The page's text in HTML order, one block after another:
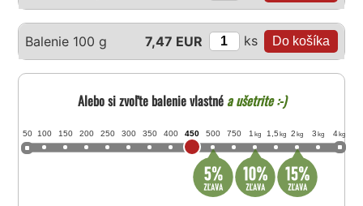
Balenie 100 g 7,47 EUR ks
Alebo si zvoľte balenie vlastnéa ušetrite :-)
50 100 150 200 250 300 350 400 450 500 750 1 kg 1,5 kg 2 kg 3 kg 4kg